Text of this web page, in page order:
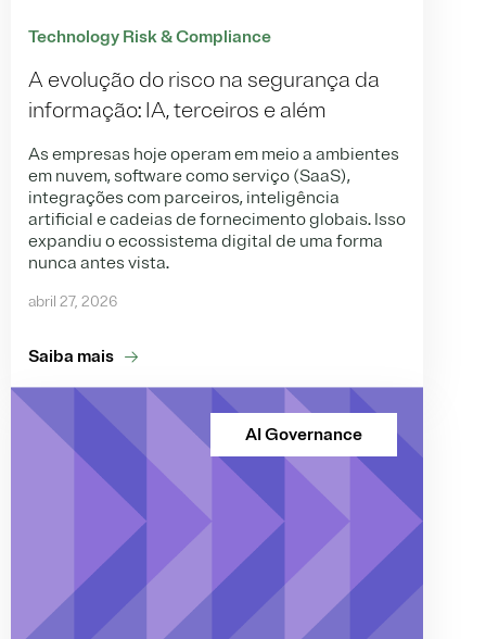
Technology Risk & Compliance
A evolução do risco na segurança da
informação: IA, terceiros e além
As empresas hoje operam em meio a ambientes
em nuvem, software como serviço (SaaS),
integrações com parceiros, inteligência
artificial e cadeias de fornecimento globais. Isso
expandiu o ecossistema digital de uma forma
nunca antes vista.
abril 27, 2026
Saiba mais
AI Governance